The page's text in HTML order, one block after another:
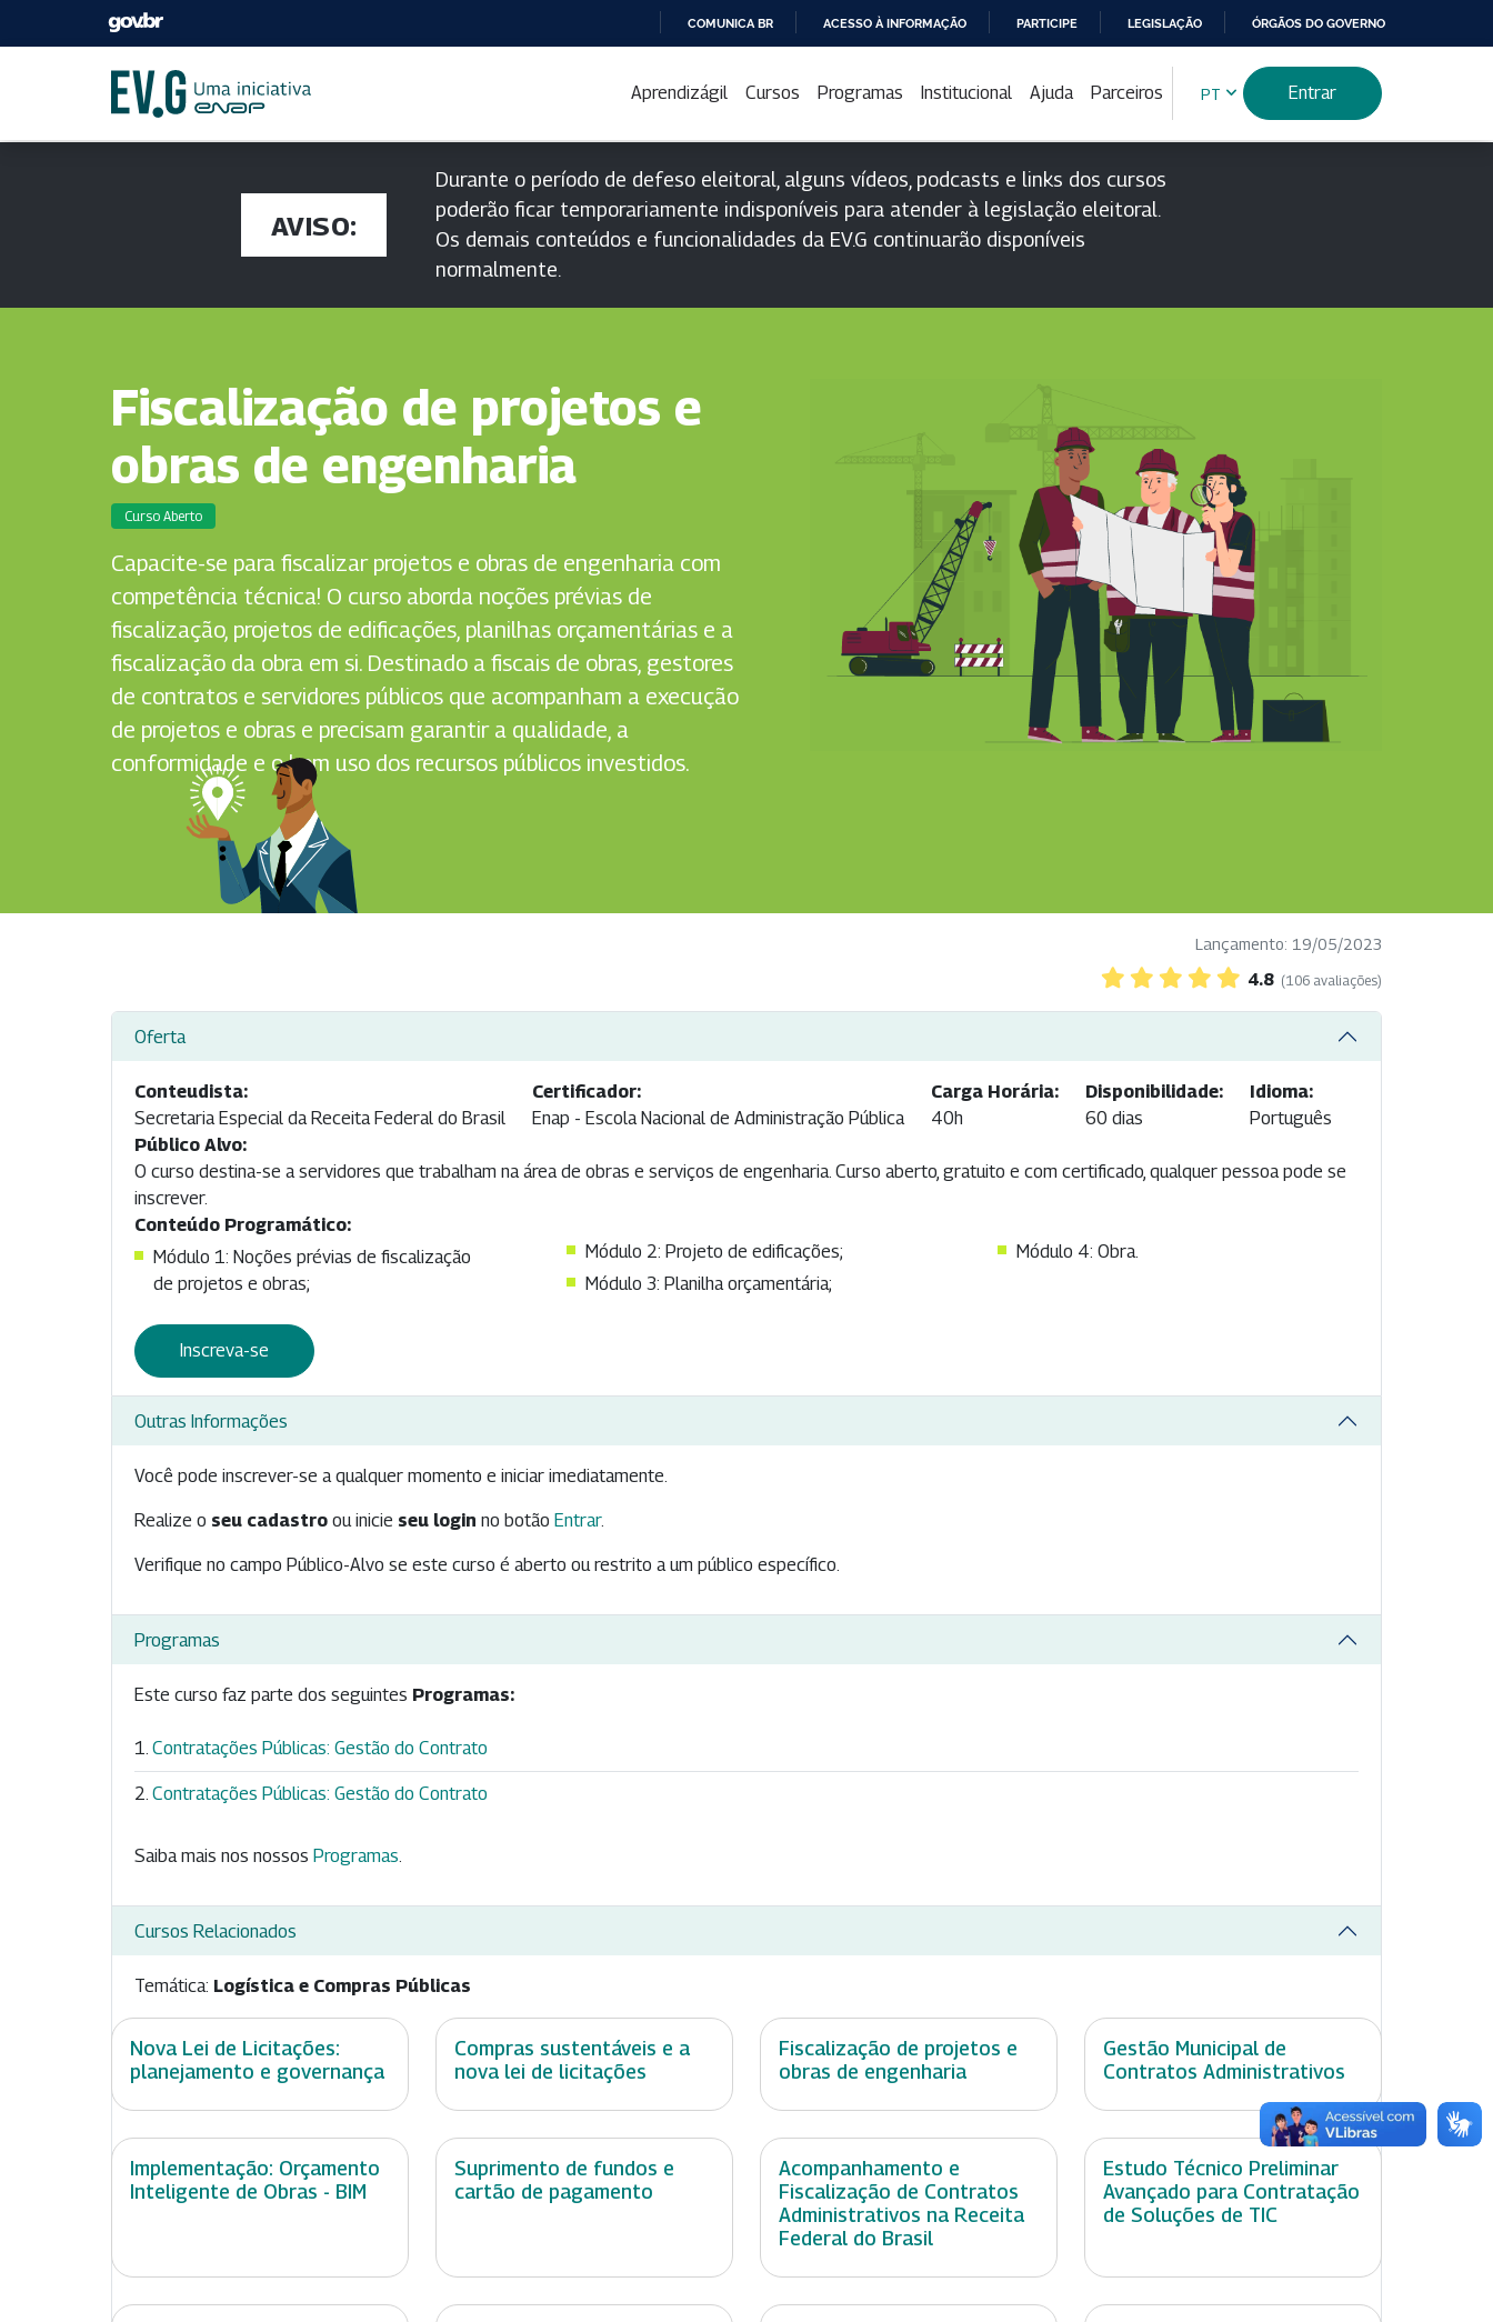
PARA
CONTEÚDO
COMUNICA BR ACESSO À INFORMAÇÃO PARTICIPE LEGISLAÇÃO ÓRGÃOS DO GOVERNO
Aprendizágil Cursos Programas Institucional Ajuda Parceiros PT Entrar
AVISO:
Durante o período de defeso eleitoral, alguns vídeos, podcasts e links dos cursos
poderão ficar temporariamente indisponíveis para atender à legislação eleitoral.
Os demais conteúdos e funcionalidades da EV.G continuarão disponíveis
normalmente.
Fiscalização de projetos e
obras de engenharia
Curso Aberto
Capacite-se para fiscalizar projetos e obras de engenharia com
competência técnica! O curso aborda noções prévias de
fiscalização, projetos de edificações, planilhas orçamentárias e a
fiscalização da obra em si. Destinado a fiscais de obras, gestores
de contratos e servidores públicos que acompanham a execução
de projetos e obras e precisam garantir a qualidade, a
conformidade e o bom uso dos recursos públicos investidos.
Lançamento: 19/05/2023
4.8 (106 avaliações)
Oferta
Conteudista:
Secretaria Especial da Receita Federal do Brasil
Certificador:
Enap - Escola Nacional de Administração Pública
Carga Horária:
40h
Disponibilidade:
60 dias
Idioma:
Português
Público Alvo:
O curso destina-se a servidores que trabalham na área de obras e serviços de engenharia. Curso aberto, gratuito e com certificado, qualquer pessoa pode se
inscrever.
Conteúdo Programático:
Módulo 1: Noções prévias de fiscalização
de projetos e obras;
Módulo 2: Projeto de edificações;
Módulo 3: Planilha orçamentária;
Módulo 4: Obra.
Inscreva-se
Outras Informações
Você pode inscrever-se a qualquer momento e iniciar imediatamente.
Realize o seu cadastro ou inicie seu login no botão Entrar.
Verifique no campo Público-Alvo se este curso é aberto ou restrito a um público específico.
Programas
Este curso faz parte dos seguintes Programas:
Contratações Públicas: Gestão do Contrato
Contratações Públicas: Gestão do Contrato
Saiba mais nos nossos Programas.
Cursos Relacionados
Temática: Logística e Compras Públicas
Nova Lei de Licitações:
planejamento e governança
Compras sustentáveis e a
nova lei de licitações
Fiscalização de projetos e
obras de engenharia
Gestão Municipal de
Contratos Administrativos
Implementação: Orçamento
Inteligente de Obras - BIM
Suprimento de fundos e
cartão de pagamento
Acompanhamento e
Fiscalização de Contratos
Administrativos na Receita
Federal do Brasil
Estudo Técnico Preliminar
Avançado para Contratação
de Soluções de TIC